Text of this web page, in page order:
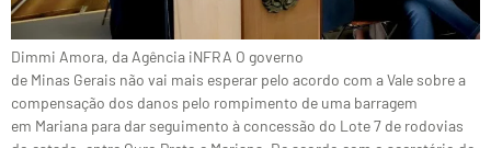
Dimmi Amora, da Agência iNFRA O governo
de Minas Gerais não vai mais esperar pelo acordo com a Vale sobre a
compensação dos danos pelo rompimento de uma barragem
em Mariana para dar seguimento à concessão do Lote 7 de rodovias